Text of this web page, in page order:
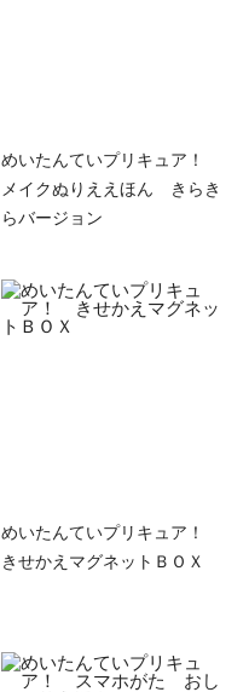
めいたんていプリキュア！
メイクぬりええほん きらき
らバージョン
めいたんていプリキュア！
きせかえマグネットＢＯＸ